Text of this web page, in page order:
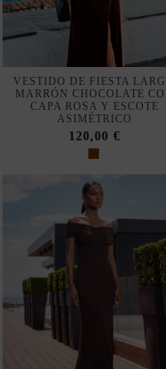
VESTIDO DE INVITADA
LARGO CON ESCOTE
BARDOT CRUZADO
110,00 €